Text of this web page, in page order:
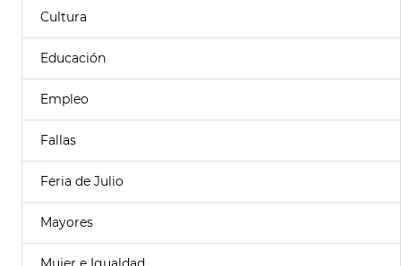
Cultura
Educación
Empleo
Fallas
Feria de Julio
Mayores